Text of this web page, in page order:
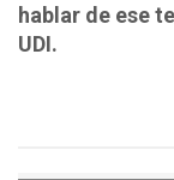
hablar de ese
UDI.